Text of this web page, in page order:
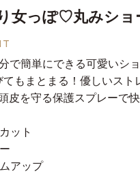
女っぽ♡丸みシ
で簡単にできる可愛いシ
てもまとまる！優しいスト
皮を守る保護スプレーで
ット
アップ